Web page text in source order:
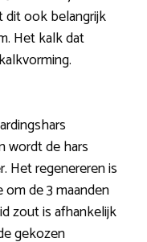
dit ook belangrijk
Het kalk dat
wordt de hars
Het regenereren is
de 3 maanden
zout is afhankelijk
gekozen